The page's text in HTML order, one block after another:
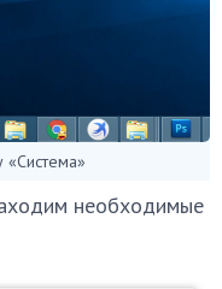
«Система»
необходимые